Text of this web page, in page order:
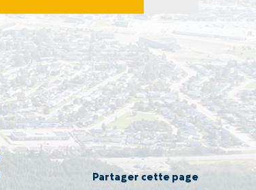
Partager cette page